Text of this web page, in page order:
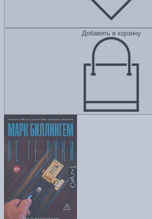
Добавить в корзину